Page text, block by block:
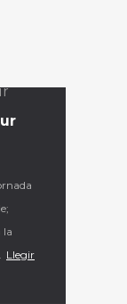
la
Llegir